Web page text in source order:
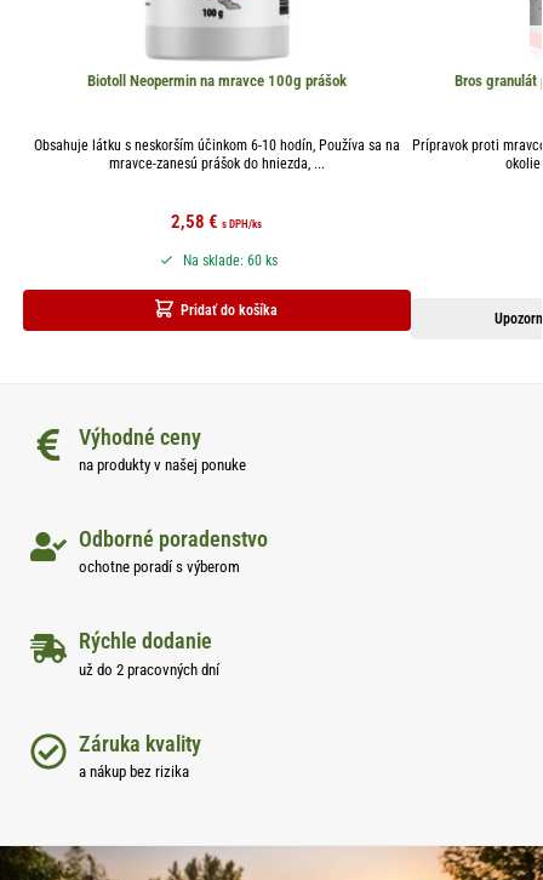
Biotoll Neopermin na mravce 100g prášok
Obsahuje látku s neskorším účinkom 6-10 hodín, Používa sa na
mravce-zanesú prášok do hniezda, ...
2,58€ s DPH/ks
Pridať do košíka
Na sklade: 60 ks
Bros granulát
Prípravok proti
okolie
Výhodné ceny
na produkty v našej ponuke
Odborné poradenstvo
ochotne poradí s výberom
Rýchle dodanie
už do 2 pracovných dní
Záruka kvality
a nákup bez rizika